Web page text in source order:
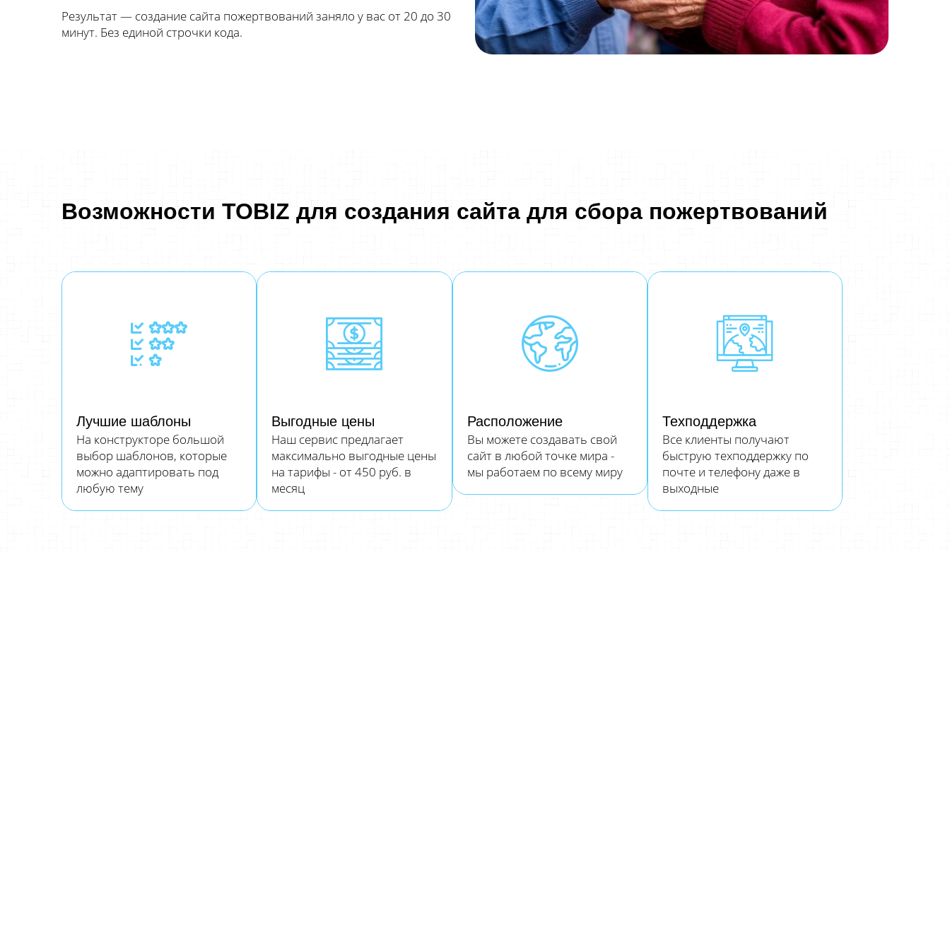
Результат — создание сайта пожертвований заняло у вас от 20 до 30
минут. Без единой строчки кода.
Возможности TOBIZ для создания сайта для сбора пожертвований
Лучшие шаблоны
На конструкторе большой
выбор шаблонов, которые
можно адаптировать под
любую тему
Выгодные цены
Наш сервис предлагает
максимально выгодные цены
на тарифы - от 450 руб. в
месяц
Расположение
Вы можете создавать свой
сайт в любой точке мира -
мы работаем по всему миру
Техподдержка
Все клиенты получают
быструю техподдержку по
почте и телефону даже в
выходные